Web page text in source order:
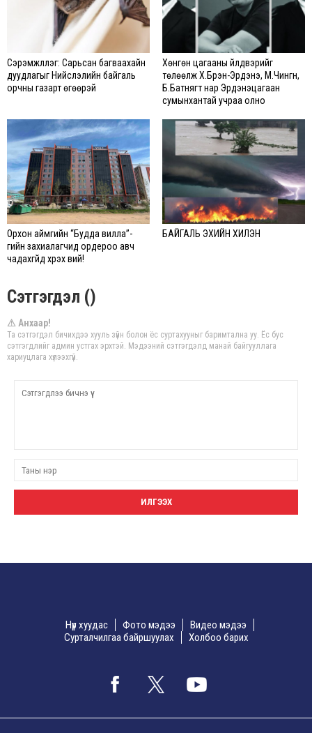
Сэрэмжлүүлэг: Сарьсан багваахайн
дуудлагыг Нийслэлийн байгаль
орчны газарт өгөөрэй
Хөнгөн цагааны үйлдвэрийг
төлөөлж Х.Бүрэн-Эрдэнэ, М.Чингүн,
Б.Батнягт нар Эрдэнэцагаан
сумынхантай учраа олно
Орхон аймгийн “Будда вилла”-
гийн захиалагчид ордероо авч
чадахгүйд хүрэх вий!
БАЙГАЛЬ ЭХИЙН ХИЛЭН
Сэтгэгдэл ()
⚠ Анхаар!
Та сэтгэгдэл бичихдээ хууль зүйн болон ёс суртахууныг баримтална уу. Ёс бус
сэтгэгдлийг админ устгах эрхтэй. Мэдээний сэтгэгдэлд манай байгууллага
хариуцлага хүлээхгүй.
Нүүр хуудас Фото мэдээ
Видео мэдээ
Сурталчилгаа байршуулах
Холбоо барих